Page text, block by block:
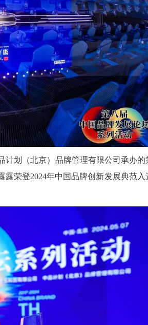
计划（北京）品牌管理有限公司承办的
露荣登2024年中国品牌创新发展典范入